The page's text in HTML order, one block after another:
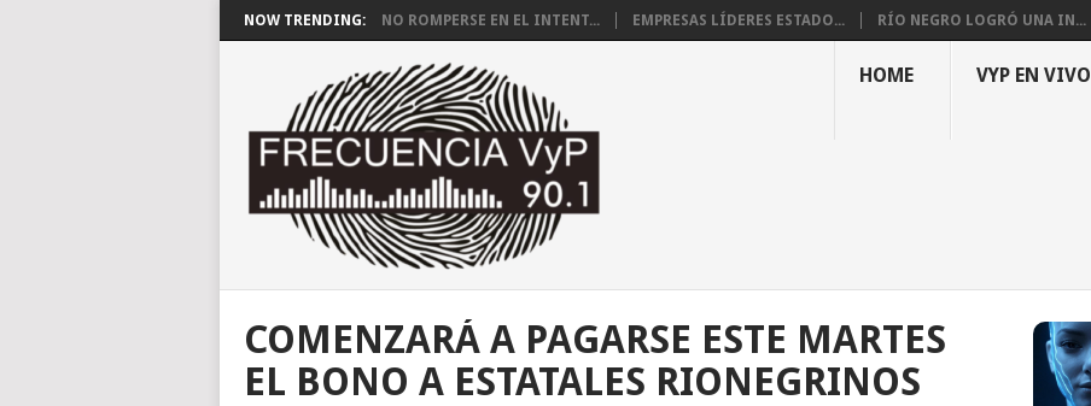
NOW TRENDING: NO ROMPERSE EN EL INTENT... EMPRESAS LÍDERES ESTADO... RÍO NEGRO LOGRÓ UNA IN...
HOME VYP EN VIVO
COMENZARÁ A PAGARSE ESTE MARTES
EL BONO A ESTATALES RIONEGRINOS